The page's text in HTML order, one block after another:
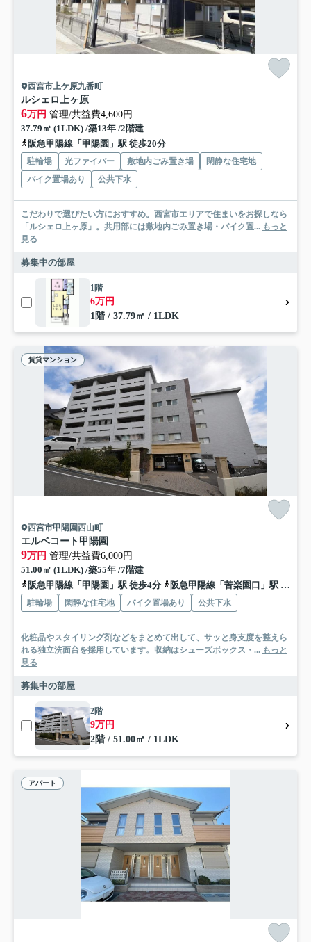
西宮市上ケ原九番町
ルシェロ上ヶ原
6万円 管理/共益費4,600円
37.79㎡ (1LDK) /築13年 /2階建
阪急甲陽線「甲陽園」駅 徒歩20分
駐輪場 光ファイバー 敷地内ごみ置き場
閑静な住宅地
バイク置場あり
公共下水
こだわりで選びたい方におすすめ。西宮市エリアで住まいをお探しなら
「ルシェロ上ヶ原」。共用部には敷地内ごみ置き場・バイク置... もっと
見る
募集中の部屋
1階
6万円
1階 / 37.79㎡ / 1LDK
賃貸マンション
西宮市甲陽園西山町
エルベコート甲陽園
9万円 管理/共益費6,000円
51.00㎡ (1LDK) /築55年 /7階建
阪急甲陽線「甲陽園」駅 徒歩4分
阪急甲陽線「苦楽園口」駅 徒歩20分
駐輪場 閑静な住宅地 バイク置場あり 公共下水
化粧品やスタイリング剤などをまとめて出して、サッと身支度を整えら
れる独立洗面台を採用しています。収納はシューズボックス・... もっと
見る
募集中の部屋
2階
9万円
2階 / 51.00㎡ / 1LDK
アパート